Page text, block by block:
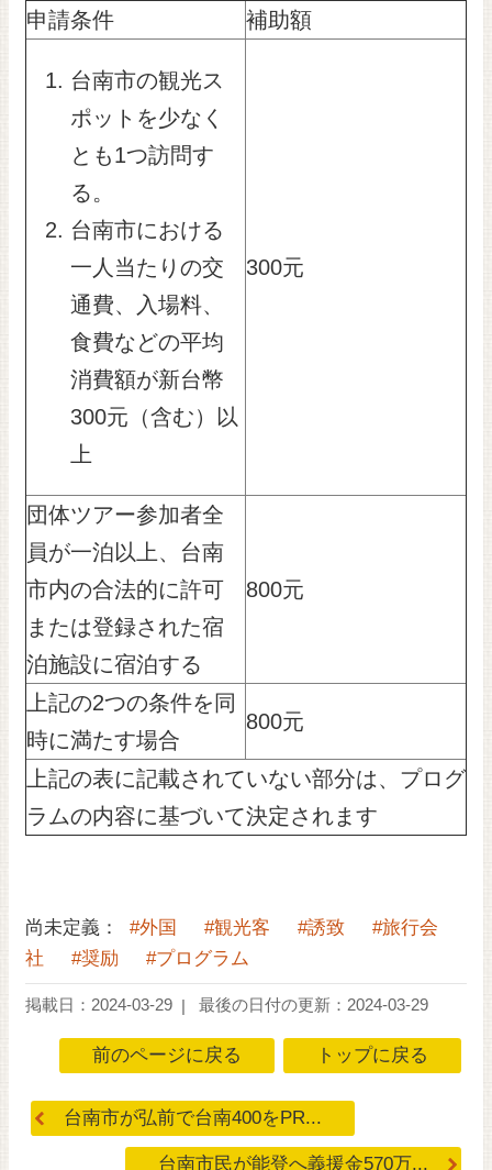
申請条件 補助額
台南市の観光ス
ポットを少なく
とも1つ訪問す
る。
台南市における
一人当たりの交
通費、入場料、
食費などの平均
消費額が新台幣
300元（含む）以
上
300元
団体ツアー参加者全
員が一泊以上、台南
市内の合法的に許可
または登録された宿
泊施設に宿泊する
800元
上記の2つの条件を同
時に満たす場合
800元
上記の表に記載されていない部分は、プログ
ラムの内容に基づいて決定されます
尚未定義： #外国 #観光客 #誘致
#旅行会
社
#奨励 #プログラム
掲載日：2024-03-29 最後の日付の更新：2024-03-29
前のページに戻る トップに戻る
台南市が弘前で台南400をPR...
台南市民が能登へ義援金570万...